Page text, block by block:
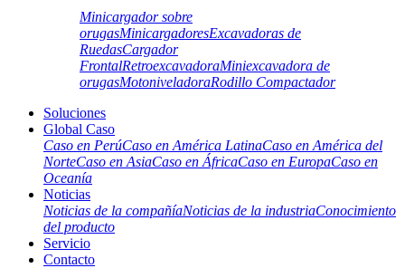
Minicargador sobre
orugasMinicargadoresExcavadoras de
RuedasCargador
FrontalRetroexcavadoraMiniexcavadora de
orugasMotoniveladoraRodillo Compactador
Soluciones
Global Caso
Caso en PerúCaso en América LatinaCaso en América del
NorteCaso en AsiaCaso en ÁfricaCaso en EuropaCaso en
Oceanía
Noticias
Noticias de la compañíaNoticias de la industriaConocimiento
del producto
Servicio
Contacto